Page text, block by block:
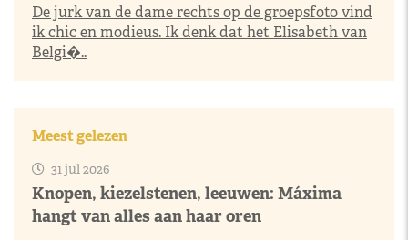
De jurk van de dame rechts op de groepsfoto vind
ik chic en modieus. Ik denk dat het Elisabeth van
Belgi�..
Meest gelezen
31 jul 2026
Knopen, kiezelstenen, leeuwen: Máxima
hangt van alles aan haar oren